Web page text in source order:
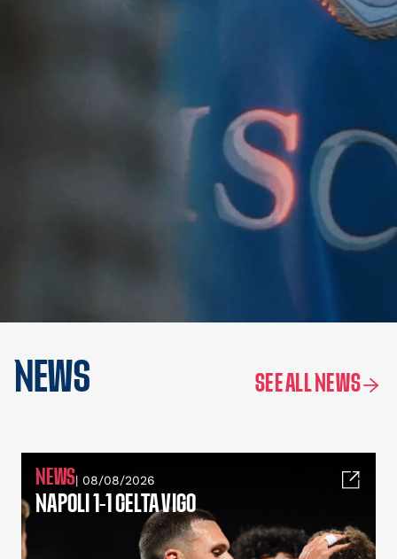
NEWS SEE ALL NEWS
NEWS| 08/08/2026
NAPOLI 1-1 CELTA VIGO